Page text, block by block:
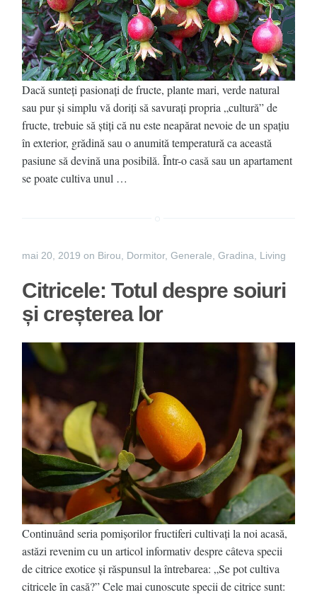
Dacă sunteți pasionați de fructe, plante mari, verde natural
sau pur și simplu vă doriți să savurați propria „cultură” de
fructe, trebuie să știți că nu este neapărat nevoie de un spațiu
în exterior, grădină sau o anumită temperatură ca această
pasiune să devină una posibilă. Într-o casă sau un apartament
se poate cultiva unul …
mai 20, 2019 on Birou Dormitor, Generale Gradina Living
Citricele: Totul despre soiuri
și creșterea lor
Continuând seria pomișorilor fructiferi cultivați la noi acasă,
astăzi revenim cu un articol informativ despre câteva specii
de citrice exotice și răspunsul la întrebarea: „Se pot cultiva
citricele în casă?” Cele mai cunoscute specii de citrice sunt: